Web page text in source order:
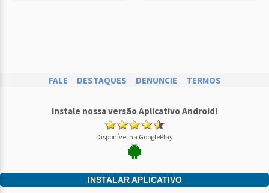
FALE DESTAQUES DENUNCIE TERMOS
Instale nossa versão Aplicativo Android!
Disponível na GooglePlay
INSTALAR APLICATIVO